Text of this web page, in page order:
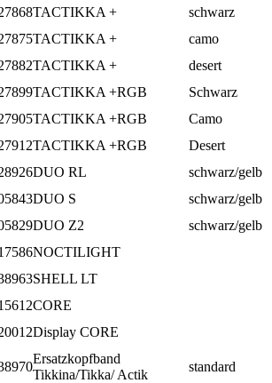
TACTIKKA +
schwarz
TACTIKKA +
camo
TACTIKKA +
desert
TACTIKKA +RGB
Schwarz
TACTIKKA +RGB
Camo
TACTIKKA +RGB
Desert
DUO RL
schwarz/gelb
DUO S
schwarz/gelb
DUO Z2
schwarz/gelb
NOCTILIGHT
SHELL LT
CORE
Display CORE
Ersatzkopfband
Tikkina/Tikka/ Actik
standard